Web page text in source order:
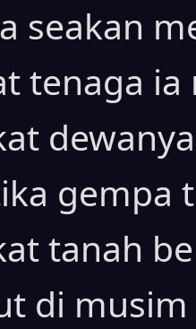
seakan
tenaga
gempa
tanah
di